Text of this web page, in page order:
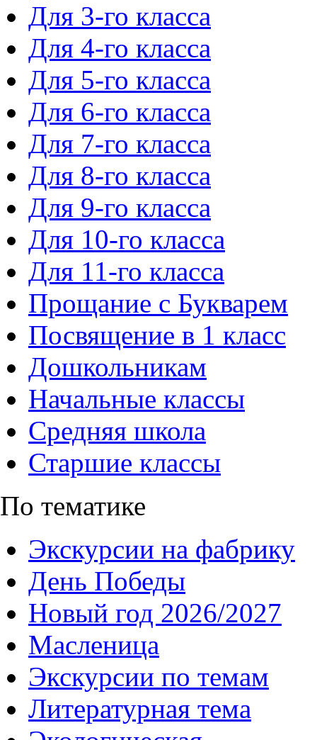
Для 3-го класса
Для 4-го класса
Для 5-го класса
Для 6-го класса
Для 7-го класса
Для 8-го класса
Для 9-го класса
Для 10-го класса
Для 11-го класса
Прощание с Букварем
Посвящение в 1 класс
Дошкольникам
Начальные классы
Средняя школа
Старшие классы
По тематике
Экскурсии на фабрику
День Победы
Новый год 2026/2027
Масленица
Экскурсии по темам
Литературная тема